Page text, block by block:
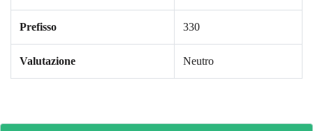
Prefisso 330
Valutazione Neutro